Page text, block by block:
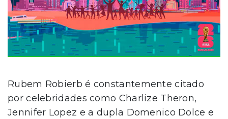
Rubem Robierb é constantemente citado
por celebridades como Charlize Theron,
Jennifer Lopez e a dupla Domenico Dolce e